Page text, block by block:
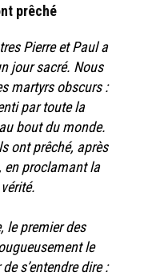
prêché
Pierre et Paul a
jour sacré. Nous
martyrs obscurs :
par toute la
bout du monde.
ont prêché, après
en proclamant la
le premier des
le
s’entendre dire :